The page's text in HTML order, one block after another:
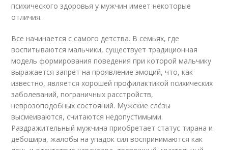
психического здоровья у мужчин имеет некоторые
отличия.
Все начинается с самого детства. В семьях, где
воспитываются мальчики, существует традиционная
модель формирования поведения при которой мальчику
выражается запрет на проявление эмоций, что, как
известно, является хорошей профилактикой психических
заболеваний, пограничных расстройств,
неврозоподобных состояний. Мужские слёзы
высмеиваются, считаются недопустимыми.
Раздражительный мужчина приобретает статус тирана и
дебошира, жалобы на упадок сил воспринимаются как